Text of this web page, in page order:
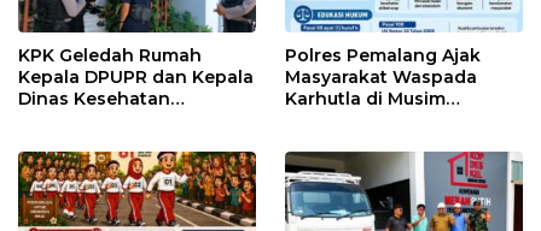
KPK Geledah Rumah
Kepala DPUPR dan Kepala
Dinas Kesehatan
Polres Pemalang Ajak
Masyarakat Waspada
Karhutla di Musim